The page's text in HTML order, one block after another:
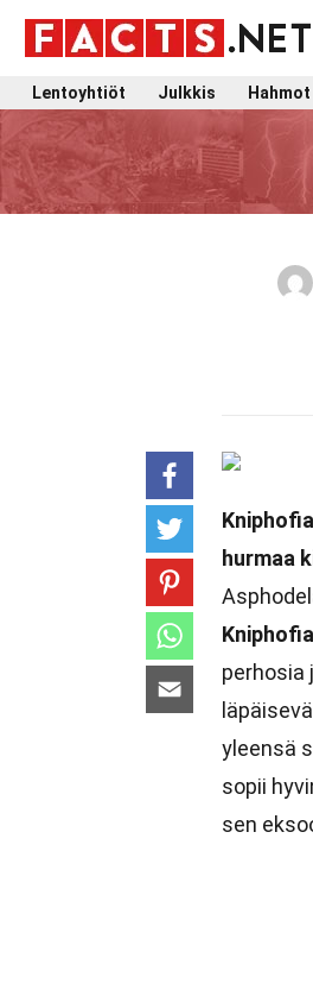
Lentoyhtiöt Julkkis Hahmot
hurmaa
Kniphofia
perhosia
yleensä
sopii
sen